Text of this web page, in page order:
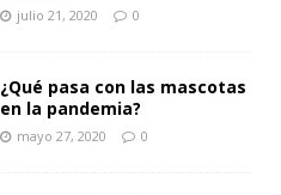
julio 21, 2020 0
¿Qué pasa con las mascotas
en la pandemia?
mayo 27, 2020 0